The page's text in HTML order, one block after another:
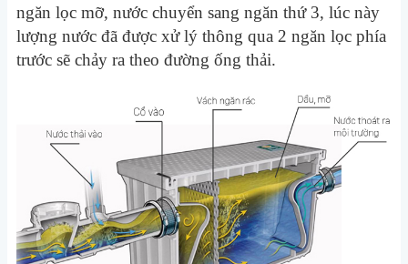
ngăn lọc mỡ, nước chuyển sang ngăn thứ 3, lúc này
lượng nước đã được xử lý thông qua 2 ngăn lọc phía
trước sẽ chảy ra theo đường ống thải.